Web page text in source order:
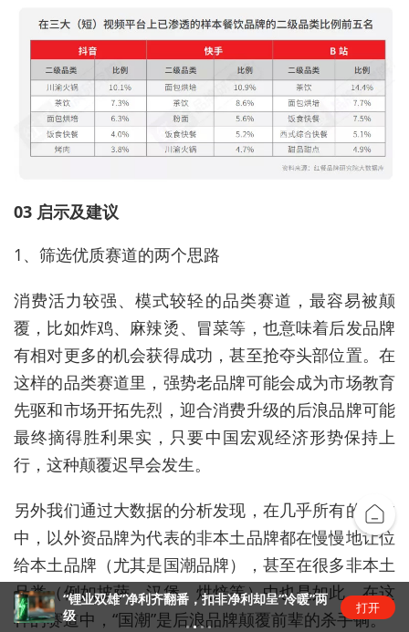
03 启示及建议
1、筛选优质赛道的两个思路
消费活力较强、模式较轻的品类赛道，最容易被颠
覆，比如炸鸡、麻辣烫、冒菜等，也意味着后发品牌
有相对更多的机会获得成功，甚至抢夺头部位置。在
这样的品类赛道里，强势老品牌可能会成为市场教育
先驱和市场开拓先烈，迎合消费升级的后浪品牌可能
最终摘得胜利果实，只要中国宏观经济形势保持上
行，这种颠覆迟早会发生。
另外我们通过大数据的分析发现，在几乎所有的品类
中，以外资品牌为代表的非本土品牌都在慢慢地让位
给本土品牌（尤其是国潮品牌），甚至在很多非本土
品类（例如披萨、汉堡、烘焙等）中也是如此。在这
样的赛道中，“国潮”是后浪品牌颠覆前辈的杀手锏。
深科技(000021.SZ)：2025年三季报净利润为
7.56亿元、同比较去年同期上涨14.27%
打开